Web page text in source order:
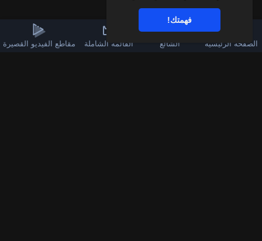
فهمتك!
الصفحة الرئيسية الشائع القائمة الشاملة مقاطع الفيديو القصيرة